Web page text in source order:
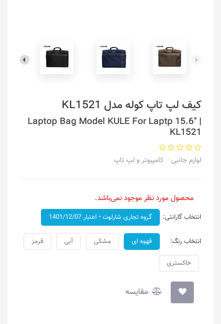
کیف لپ تاپ کوله مدل KL1521
Laptop Bag Model KULE For Laptp 15.6" |
KL1521
لوازم جانبی کامپیوتر و لپ تاپ
محصول مورد نظر موجود نمی‌باشد.
انتخاب گارانتی: گروه تجاری شارلوت • اعتبار 1401/12/07
انتخاب رنگ: قهوه ای مشکی آبی قرمز
خاکستری
مقایسه